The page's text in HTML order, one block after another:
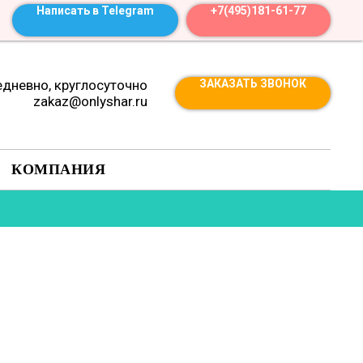
Написать в Telegram +7(495)181-61-77
круглосуточно
zakaz@onlyshar.ru
ЗАКАЗАТЬ ЗВОНОК
КОМПАНИЯ